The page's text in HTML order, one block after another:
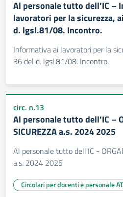
Al personale tutto dell’IC –
lavoratori per la sicurezza,
d. lgsl.81/08. Incontro.
Informativa ai lavoratori per la
36 del d. lgsl.81/08. Incontro.
circ. n.13
Al personale tutto dell’IC –
SICUREZZA a.s. 2024 2025
Al personale tutto dell'IC -
a.s. 2024 2025
Circolari per docenti e personale